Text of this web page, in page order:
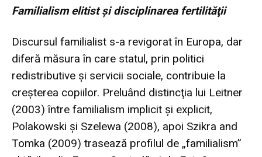
Familialism elitist şi disciplinarea fertilităţii
Discursul familialist s-a revigorat în Europa, dar
diferă măsura în care statul, prin politici
redistributive şi servicii sociale, contribuie la
creşterea copiilor. Preluând distincţia lui Leitner
(2003) între familialism implicit şi explicit,
Polakowski şi Szelewa (2008), apoi Szikra and
Tomka (2009) trasează profilul de „familialism”